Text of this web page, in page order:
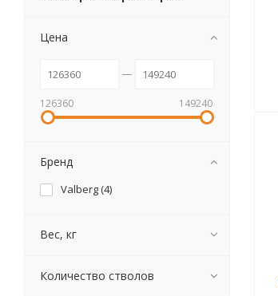
Цена
126360 149240
Бренд
Valberg (4)
Вес, кг
Количество стволов